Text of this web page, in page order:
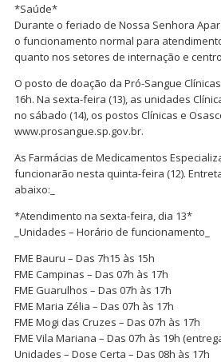
*Saúde*
Durante o feriado de Nossa Senhora
o funcionamento normal para
quanto nos setores de internação e
O posto de doação da Pró-Sangue
16h. Na sexta-feira (13), as unidades
no sábado (14), os postos Clínicas e
www.prosangue.sp.gov.br.
As Farmácias de Medicamentos
funcionarão nesta quinta-feira (12).
abaixo:_
*Atendimento na sexta-feira, dia 13*
_Unidades – Horário de funcionamento_
FME Bauru – Das 7h15 às 15h
FME Campinas – Das 07h às 17h
FME Guarulhos – Das 07h às 17h
FME Maria Zélia – Das 07h às 17h
FME Mogi das Cruzes – Das 07h às 17h
FME Vila Mariana – Das 07h às 19h
Unidades – Dose Certa – Das 08h às 17h